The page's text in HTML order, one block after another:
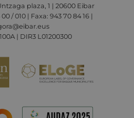
plaza, 1 | 20600 Eibar
/ 010 | Faxa: 943 70 84 16 |
| DIR3 L01200300